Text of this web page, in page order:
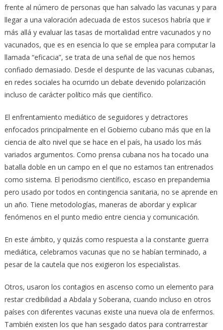
frente al número de personas que han salvado las vacunas y para
llegar a una valoración adecuada de estos sucesos habría que ir
más allá y evaluar las tasas de mortalidad entre vacunados y no
vacunados, que es en esencia lo que se emplea para computar la
llamada “eficacia”, se trata de una señal de que nos hemos
confiado demasiado. Desde el despunte de las vacunas cubanas,
en redes sociales ha ocurrido un debate devenido polarización
incluso de carácter político más que científico.
El enfrentamiento mediático de seguidores y detractores
enfocados principalmente en el Gobierno cubano más que en la
ciencia de alto nivel que se hace en el país, ha usado los más
variados argumentos. Como prensa cubana nos ha tocado una
batalla doble en un campo en el que no estamos tan entrenados
como sistema. El periodismo científico, escaso en prepandemia
pero usado por todos en contingencia sanitaria, no se aprende en
un año. Tiene metodologías, maneras de abordar y explicar
fenómenos en el punto medio entre ciencia y comunicación.
En este ámbito, y quizás como respuesta a la constante guerra
mediática, celebramos vacunas que no se habían terminado, a
pesar de la cautela que nos exigieron los especialistas.
Otros, usaron los contagios en ascenso como un elemento para
restar credibilidad a Abdala y Soberana, cuando incluso en otros
países con diferentes vacunas existe una nueva ola de enfermos.
También existen los que han sesgado datos para contrarrestar